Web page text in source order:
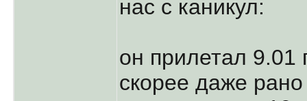
нас с каникул:
он прилетал 9.01
скорее даже